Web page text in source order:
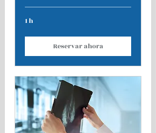
1 h
Reservar ahora